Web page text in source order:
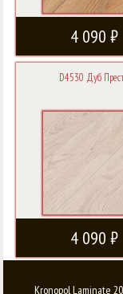
4 090 ₽
D4530 Дуб
4 090 ₽
Kronopol Laminate